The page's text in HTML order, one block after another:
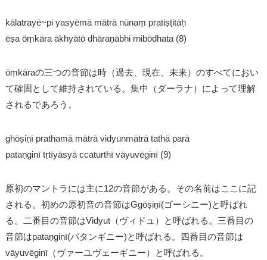
kālatrayē~pi yasyēmā mātrā nūnaṃ pratiṣṭitāḥ
ēṣa ōṃkāra ākhyātō dhāraṇābhi rnibōdhata (8)
ōṃkāraの三つの音節は時（過去、現在、未来）のすべてにおい
て確固として維持されている。集中（ダーラナ）によって理解
されるであろう。
ghōṣiṇī prathamā mātrā vidyunmātrā tathā parā
pataṇginī tṛtīyāsyā ccaturthī vāyuvēginī (9)
原初のマントラには主に12の音節がある。その名前はここに記
される。初めの原初音の音節はGgōṣiṇī(ゴーシニー)と呼ばれ
る。二番目の音節はVidyut（ヴィドュ）と呼ばれる。三番目の
音節はpataṇginī(パタンギニー)と呼ばれる。四番目の音節は
vāyuvēginī（ヴァーユヴェーギニー）と呼ばれる。